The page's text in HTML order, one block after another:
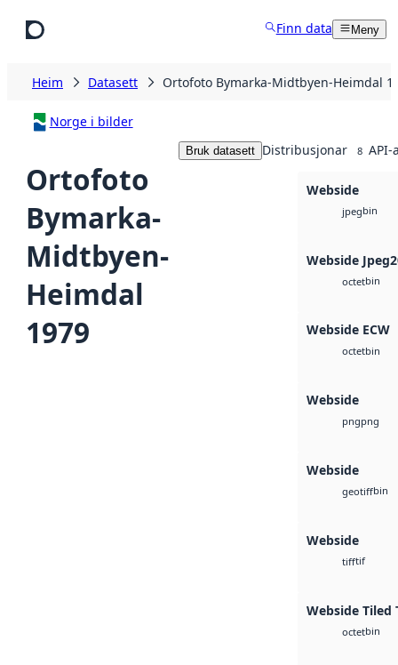
Finn data Meny
Heim Datasett Ortofoto Bymarka-Midtbyen-Heimdal
Norge i bilder
Ortofoto
Bymarka-
Midtbyen-
Heimdal
1979
Bruk datasett Distribusjonar 8 API-
Webside
jpegbin
Webside
octetbin
Webside ECW
octetbin
Webside
pngpng
Webside
geotiffbin
Webside
tifftif
Webside Tiled
octetbin